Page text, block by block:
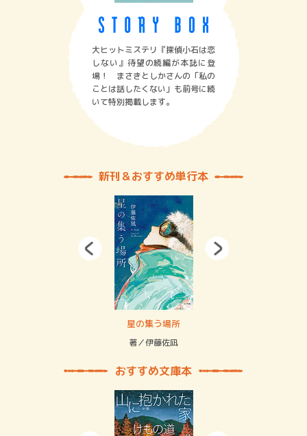
大ヒットミステリ『探偵小石は恋
しない』待望の続編が本誌に登
場！ まさきとしかさんの「私の
ことは話したくない」も前号に続
いて特別掲載します。
新刊＆おすすめ単行本
星の集う場所
著／伊藤佐凪
おすすめ文庫本